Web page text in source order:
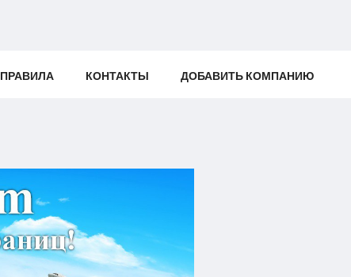
ПРАВИЛА КОНТАКТЫ ДОБАВИТЬ КОМПАНИЮ